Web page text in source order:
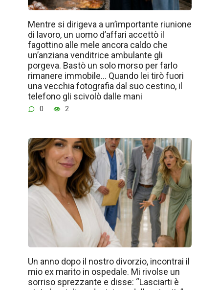
Mentre si dirigeva a un’importante riunione
di lavoro, un uomo d’affari accettò il
fagottino alle mele ancora caldo che
un’anziana venditrice ambulante gli
porgeva. Bastò un solo morso per farlo
rimanere immobile… Quando lei tirò fuori
una vecchia fotografia dal suo cestino, il
telefono gli scivolò dalle mani
0 2
Un anno dopo il nostro divorzio, incontrai il
mio ex marito in ospedale. Mi rivolse un
sorriso sprezzante e disse: “Lasciarti è